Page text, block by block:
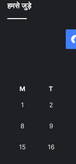
हमसे जुड़े
M T
1 2
8 9
15 16